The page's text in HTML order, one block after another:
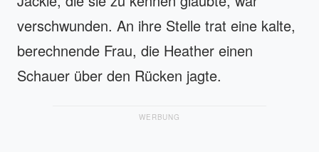
verschwunden. An ihre Stelle trat eine kalte,
berechnende Frau, die Heather einen
Schauer über den Rücken jagte.
WERBUNG